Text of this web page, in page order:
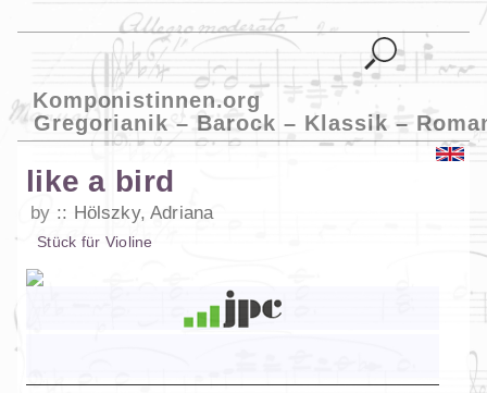
Komponistinnen.org
Gregorianik – Barock – Klassik –
like a bird
by Hölszky, Adriana
Stück für Violine